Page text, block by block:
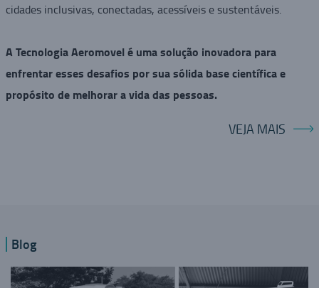
cidades inclusivas, conectadas, acessíveis e sustentáveis.
A Tecnologia Aeromovel é uma solução inovadora para
enfrentar esses desafios por sua sólida base científica e
propósito de melhorar a vida das pessoas.
VEJA MAIS
Blog